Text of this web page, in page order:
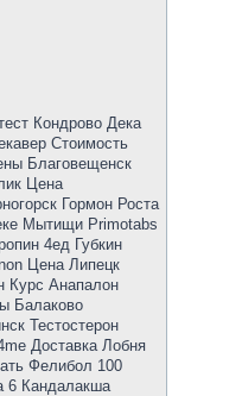
Кондрово Дека
Стоимость
Благовещенск
Цена
Гормон Роста
Мытищи Primotabs
4ед Губкин
Цена Липецк
Курс Анапалон
Балаково
Тестостерон
Доставка Лобня
Фелибол 100
6 Кандалакша